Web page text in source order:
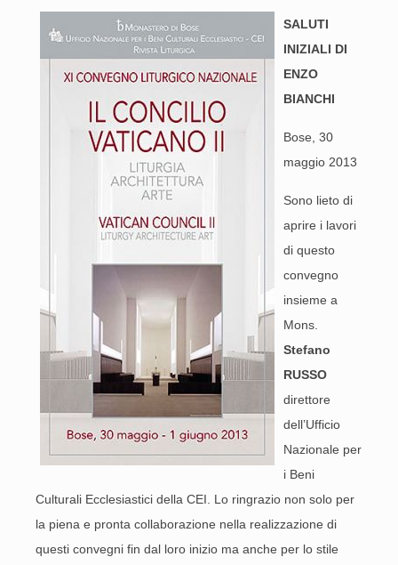
SALUTI
INIZIALI DI
ENZO
BIANCHI
Bose, 30
maggio 2013
Sono lieto di
aprire i lavori
di questo
convegno
insieme a
Mons.
Stefano
RUSSO
direttore
dell’Ufficio
Nazionale per
i Beni
Culturali Ecclesiastici della CEI. Lo ringrazio non solo per
la piena e pronta collaborazione nella realizzazione di
questi convegni fin dal loro inizio ma anche per lo stile